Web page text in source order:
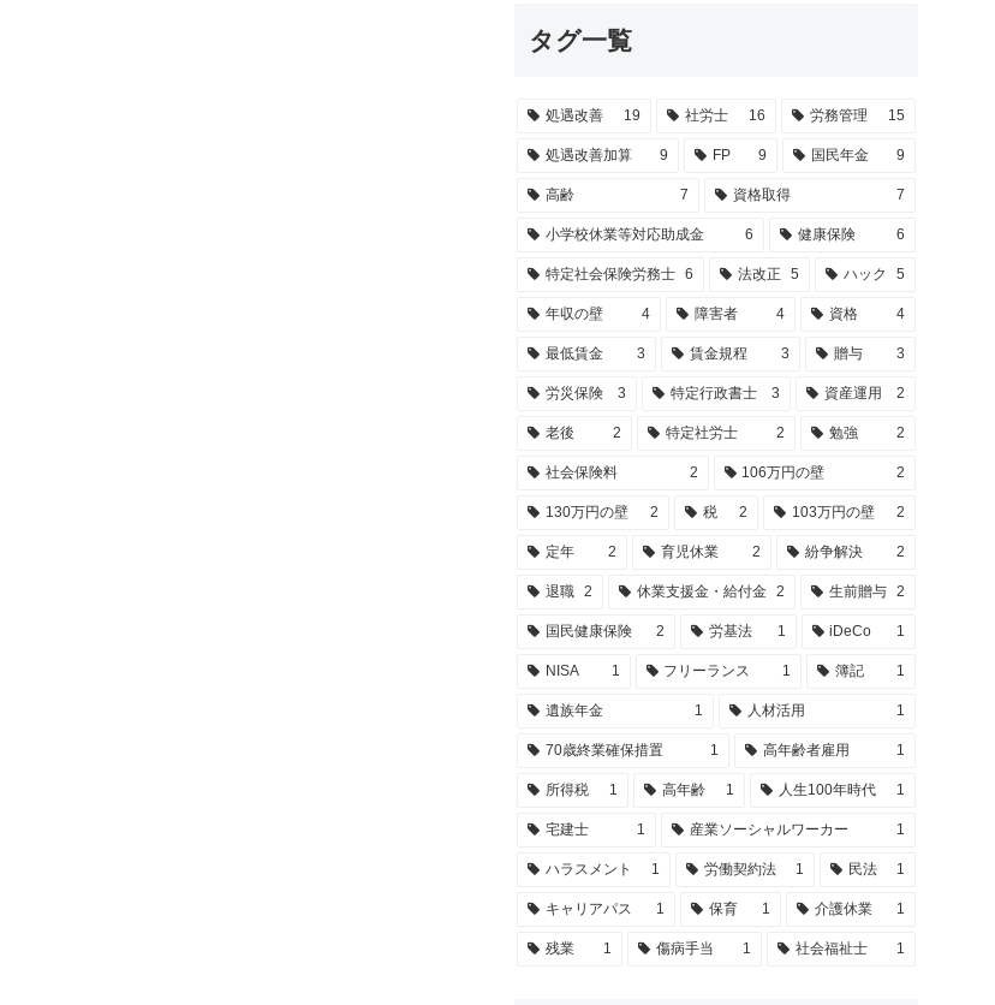
タグ一覧
処遇改善 19 社労士 16 労務管理 15
処遇改善加算 9 FP 9 国民年金 9
高齢 7 資格取得 7
小学校休業等対応助成金 6 健康保険 6
特定社会保険労務士 6 法改正 5 ハック 5
年収の壁 4 障害者 4 資格 4
最低賃金 3 賃金規程 3 贈与 3
労災保険 3 特定行政書士 3 資産運用 2
老後 2 特定社労士 2 勉強 2
社会保険料 2 106万円の壁 2
130万円の壁 2 税 2 103万円の壁 2
定年 2 育児休業 2 紛争解決 2
退職 2 休業支援金・給付金 2 生前贈与 2
国民健康保険 2 労基法 1 iDeCo 1
NISA 1 フリーランス 1 簿記 1
遺族年金 1 人材活用 1
70歳終業確保措置 1 高年齢者雇用 1
所得税 1 高年齢 1 人生100年時代 1
宅建士 1 産業ソーシャルワーカー 1
ハラスメント 1 労働契約法 1 民法 1
キャリアパス 1 保育 1 介護休業 1
残業 1 傷病手当 1 社会福祉士 1